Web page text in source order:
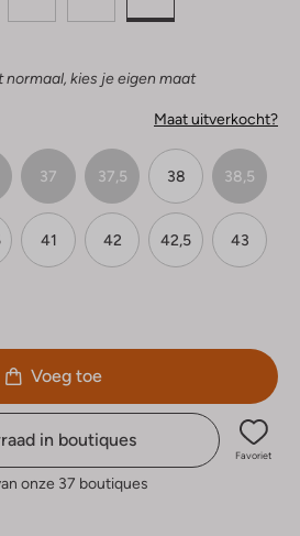
normaal, kies je eigen maat
Maat uitverkocht?
37 37,5 38 38,5
41 42 42,5 43
Voeg toe
in boutiques
Favoriet
onze 37 boutiques